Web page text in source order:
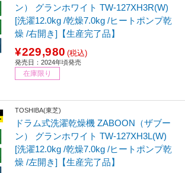
ン） グランホワイト TW-127XH3R(W)
[洗濯12.0kg /乾燥7.0kg /ヒートポンプ乾
燥 /右開き]【生産完了品】
¥229,980 (税込)
発売日：2024年頃発売
在庫限り
TOSHIBA(東芝)
ドラム式洗濯乾燥機 ZABOON（ザブー
ン） グランホワイト TW-127XH3L(W)
[洗濯12.0kg /乾燥7.0kg /ヒートポンプ乾
燥 /左開き]【生産完了品】